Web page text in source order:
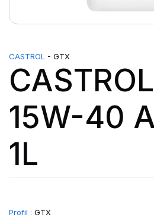
CASTROL - GTX
15W-40
1L
Profil : GTX